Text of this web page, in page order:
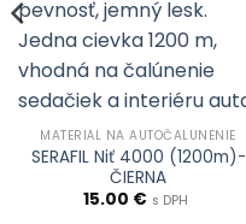
MATERIÁL NA AUTOČALÚNENIE
SERAFIL Niť 4000 (1200m)-
ČIERNA
15.00 € s DPH